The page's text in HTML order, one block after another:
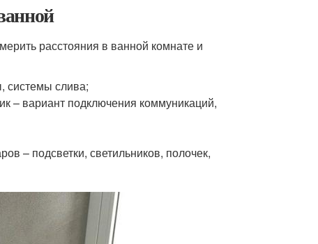
расстояния в ванной комнате и
системы слива;
– вариант подключения коммуникаций,
– подсветки, светильников, полочек,